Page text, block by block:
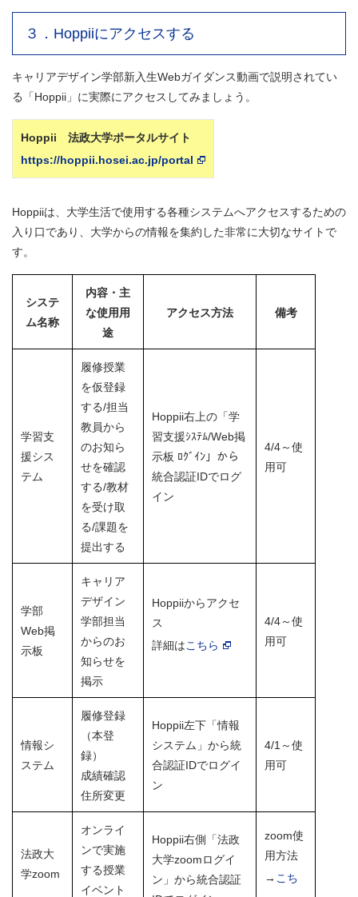
３．Hoppiiにアクセスする
キャリアデザイン学部新入生Webガイダンス動画で説明されてい
る「Hoppii」に実際にアクセスしてみましょう。
Hoppii 法政大学ポータルサイト
https://hoppii.hosei.ac.jp/portal
Hoppiiは、大学生活で使用する各種システムへアクセスするための
入り口であり、大学からの情報を集約した非常に大切なサイトで
す。
システ
ム名称
内容・主
な使用用
途
アクセス方法 備考
学習支
援シス
テム
履修授業
を仮登録
する/担当
教員から
のお知ら
せを確認
する/教材
を受け取
る/課題を
提出する
Hoppii右上の「学
習支援ｼｽﾃﾑ/Web掲
示板 ﾛｸﾞｲﾝ」から
統合認証IDでログ
イン
4/4～使
用可
学部
Web掲
示板
キャリア
デザイン
学部担当
からのお
知らせを
掲示
Hoppiiからアクセ
ス
詳細はこちら
4/4～使
用可
情報シ
ステム
履修登録
（本登
録）
成績確認
住所変更
Hoppii左下「情報
システム」から統
合認証IDでログイ
ン
4/1～使
用可
法政大
学zoom
オンライ
ンで実施
する授業
イベント
Hoppii右側「法政
大学zoomログイ
ン」から統合認証
zoom使
用方法
→ こち